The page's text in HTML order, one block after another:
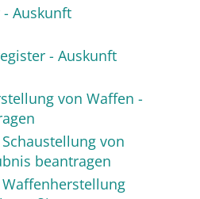
Auskunft
- Auskunft
von Waffen -
von
beantragen